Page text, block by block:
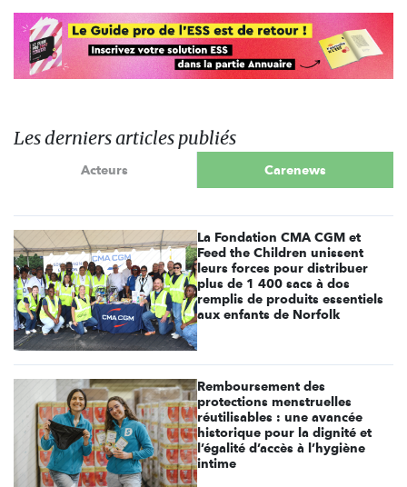
Les derniers articles publiés
Acteurs Carenews
La Fondation CMA CGM et
Feed the Children unissent
leurs forces pour distribuer
plus de 1 400 sacs à dos
remplis de produits essentiels
aux enfants de Norfolk
Remboursement des
protections menstruelles
réutilisables : une avancée
historique pour la dignité et
l’égalité d’accès à l’hygiène
intime